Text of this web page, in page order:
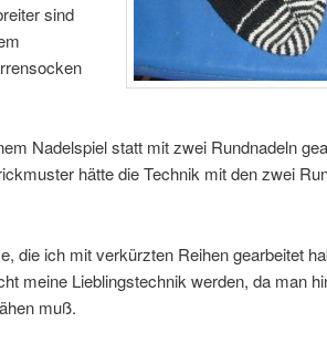
sind
Nadelspiel statt mit zwei Rundnadeln
hätte die Technik mit den zwei
die ich mit verkürzten Reihen gearbeitet
meine Lieblingstechnik werden, da man
muß.